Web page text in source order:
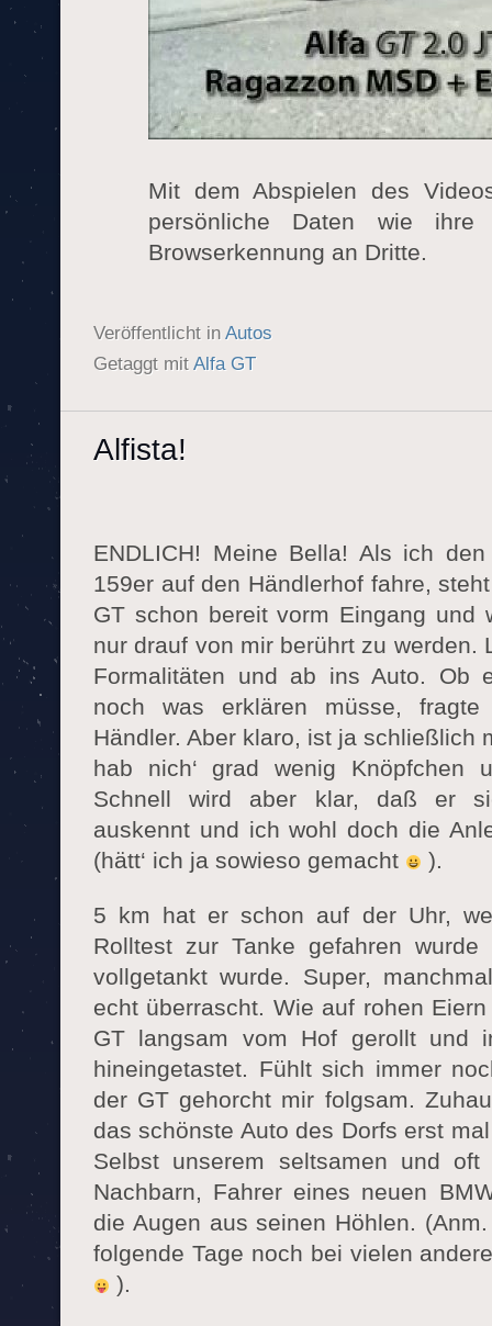
Mit dem Abspielen des
persönliche Daten wie ihre
Browserkennung an Dritte.
Veröffentlicht in Autos
Getaggt mit Alfa GT
Alfista!
ENDLICH! Meine Bella! Als ich den
159er auf den Händlerhof fahre,
GT schon bereit vorm Eingang und
nur drauf von mir berührt zu werden.
Formalitäten und ab ins Auto. Ob
noch was erklären müsse, fragte
Händler. Aber klaro, ist ja schließlich
hab nich‘ grad wenig Knöpfchen
Schnell wird aber klar, daß er
auskennt und ich wohl doch die
(hätt‘ ich ja sowieso gemacht
).
5 km hat er schon auf der Uhr,
Rolltest zur Tanke gefahren
vollgetankt wurde. Super,
echt überrascht. Wie auf rohen
GT langsam vom Hof gerollt und
hineingetastet. Fühlt sich immer
der GT gehorcht mir folgsam.
das schönste Auto des Dorfs erst
Selbst unserem seltsamen und oft
Nachbarn, Fahrer eines neuen
die Augen aus seinen Höhlen.
folgende Tage noch bei vielen
).